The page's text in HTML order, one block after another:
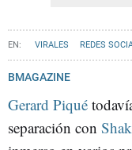
VIRALES REDES
BMAGAZINE
Gerard Piqué
separación con